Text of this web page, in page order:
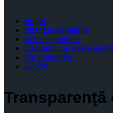
Buget
Bilanţuri contabile
Achiziţii publice
Declaratii de avere si
Formulare tip
GDPR
Transparenţă